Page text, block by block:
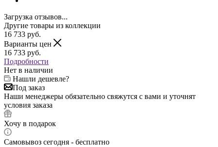
Загрузка отзывов...
Другие товары из коллекции
16 733 руб.
Варианты цен
16 733 руб.
Подробности
Нет в наличии
Нашли дешевле?
Под заказ
Наши менеджеры обязательно свяжутся с вами и уточнят
условия заказа
Хочу в подарок
Самовывоз сегодня - бесплатно